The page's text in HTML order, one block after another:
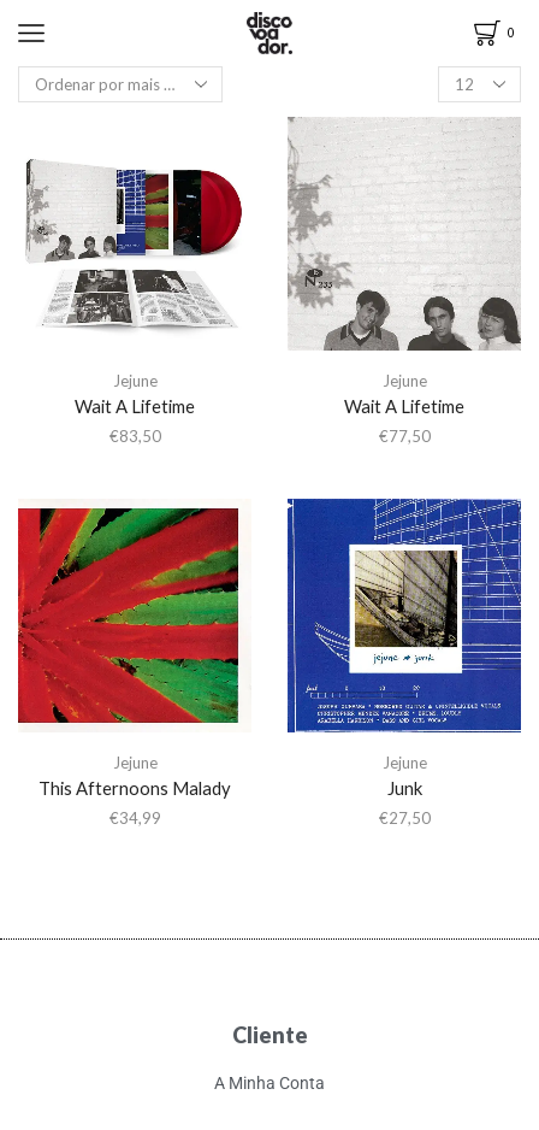
0
Jejune
Wait A Lifetime
€83,50
Jejune
Wait A Lifetime
€77,50
Jejune
This Afternoons Malady
€34,99
Jejune
Junk
€27,50
Cliente
A Minha Conta